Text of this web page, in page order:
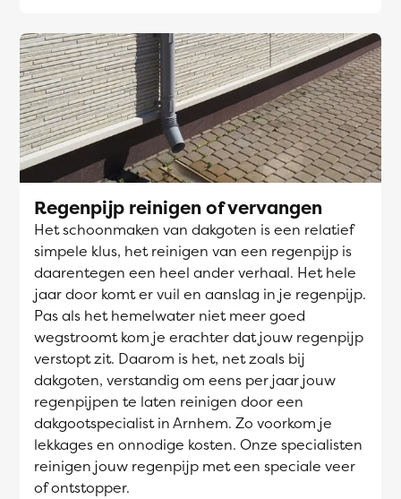
Regenpijp reinigen of vervangen
Het schoonmaken van dakgoten is een relatief
simpele klus, het reinigen van een regenpijp is
daarentegen een heel ander verhaal. Het hele
jaar door komt er vuil en aanslag in je regenpijp.
Pas als het hemelwater niet meer goed
wegstroomt kom je erachter dat jouw regenpijp
verstopt zit. Daarom is het, net zoals bij
dakgoten, verstandig om eens per jaar jouw
regenpijpen te laten reinigen door een
dakgootspecialist in Arnhem. Zo voorkom je
lekkages en onnodige kosten. Onze specialisten
reinigen jouw regenpijp met een speciale veer
of ontstopper.